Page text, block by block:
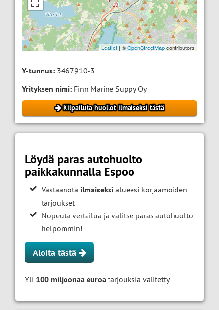
Leaflet | ©OpenStreetMapcontributors
Y-tunnus: 3467910-3
Yrityksen nimi: Finn Marine Suppy Oy
Kilpailuta huollot ilmaiseksi tästä
Löydä paras autohuolto
paikkakunnalla Espoo
Vastaanota ilmaiseksi alueesi korjaamoiden
tarjoukset
Nopeuta vertailua ja valitse paras autohuolto
helpommin!
Aloita tästä
Yli 100 miljoonaa euroa tarjouksia välitetty